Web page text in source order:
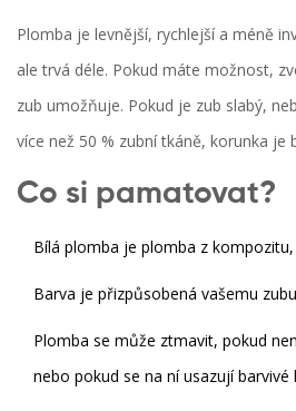
Plomba je levnější, rychlejší a méně
ale trvá déle. Pokud máte možnost,
zub umožňuje. Pokud je zub slabý,
více než 50 % zubní tkáně, korunka je
Co si pamatovat?
Bílá plomba je plomba z
Barva je přizpůsobená vašemu
Plomba se může ztmavit, pokud
nebo pokud se na ní usazují barvivé